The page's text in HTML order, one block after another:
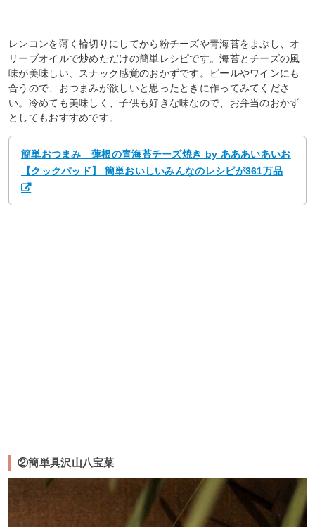
レンコンを薄く輪切りにしてから粉チーズや青海苔をまぶし、オ
リーブオイルで炒めただけの簡単レシピです。海苔とチーズの風
味が美味しい、スナック感覚のおかずです。ビールやワインにも
合うので、おつまみが欲しいと思ったときに作ってみてくださ
い。冷めても美味しく、子供も好きな味なので、お弁当のおかず
としてもおすすめです。
簡単おつまみ 蓮根の青海苔チーズ焼き by あああいあいお
【クックパッド】 簡単おいしいみんなのレシピが361万品
②簡単具沢山八宝菜